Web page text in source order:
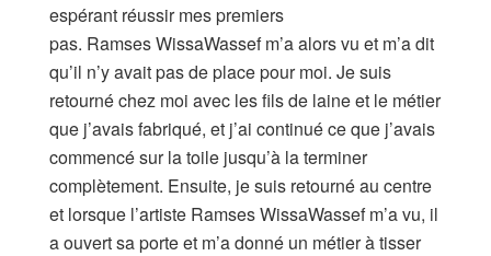
espérant réussir mes premiers
pas. Ramses WissaWassef m’a alors vu et m’a dit
qu’il n’y avait pas de place pour moi. Je suis
retourné chez moi avec les fils de laine et le métier
que j’avais fabriqué, et j’ai continué ce que j’avais
commencé sur la toile jusqu’à la terminer
complètement. Ensuite, je suis retourné au centre
et lorsque l’artiste Ramses WissaWassef m’a vu, il
a ouvert sa porte et m’a donné un métier à tisser